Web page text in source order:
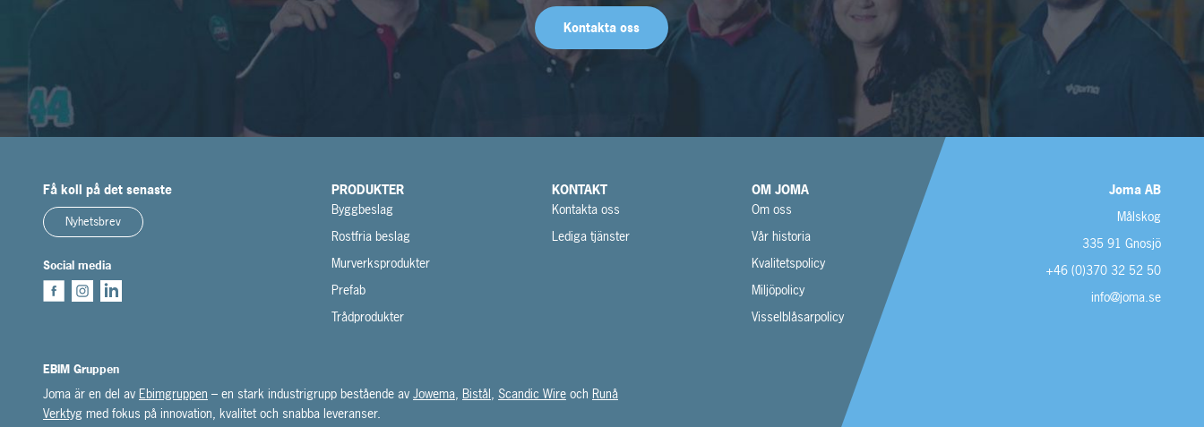
Kontakta oss
Få koll på det senaste
Nyhetsbrev
Social media
EBIM Gruppen
Joma är en del av Ebimgruppen – en stark industrigrupp bestående av Jowema, Bistål, Scandic Wire och Runå
Verktyg med fokus på innovation, kvalitet och snabba leveranser.
PRODUKTER
Byggbeslag
Rostfria beslag
Murverksprodukter
Prefab
Trådprodukter
KONTAKT
Kontakta oss
Lediga tjänster
OM JOMA
Om oss
Vår historia
Kvalitetspolicy
Miljöpolicy
Visselblåsarpolicy
Joma AB
Målskog
335 91 Gnosjö
+46 (0)370 32 52 50
info@joma.se